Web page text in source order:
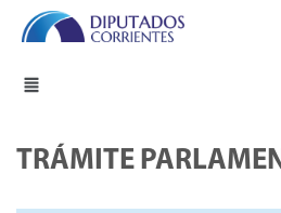
TRÁMITE